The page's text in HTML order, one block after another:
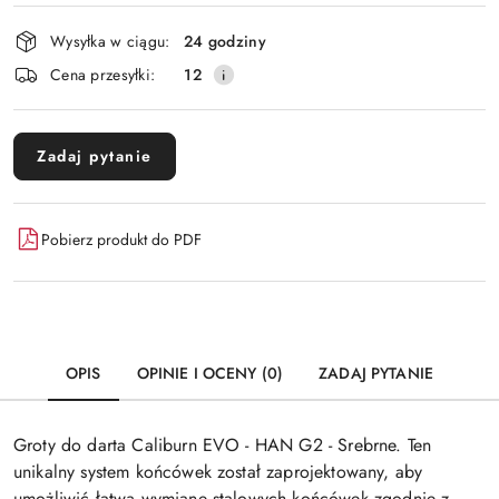
Wyślij
Dostępność
i
dostawa
Wysyłka w ciągu:
24 godziny
Cena przesyłki:
12
Zadaj pytanie
Pobierz produkt do PDF
OPIS OPINIE I OCENY (0) ZADAJ PYTANIE
Groty do darta Caliburn EVO - HAN G2 - Srebrne. Ten
unikalny system końcówek został zaprojektowany, aby